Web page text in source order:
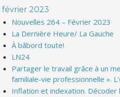
février 2023
Nouvelles 264 – Février 2023
La Dernière Heure/ La Gauche
À bâbord toute!
LN24
Partager le travail grâce à un
familiale-vie professionnelle ».
Inflation et indexation. Décoder